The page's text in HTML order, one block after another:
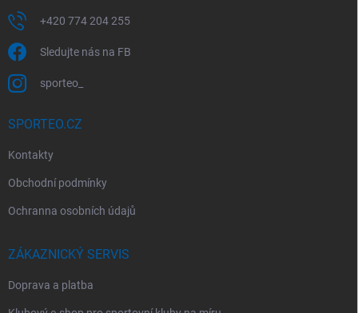
+420 774 204 255
Sledujte nás na FB
sporteo_
SPORTEO.CZ
Kontakty
Obchodní podmínky
Ochranna osobních údajů
ZÁKAZNICKÝ SERVIS
Doprava a platba